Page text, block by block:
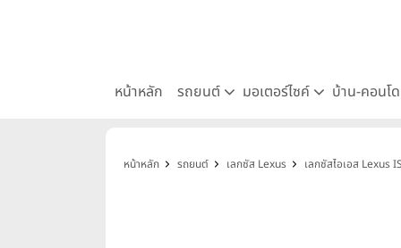
หน้าหลัก รถยนต์ มอเตอร์ไซค์ บ้าน-คอนโ
หน้าหลัก รถยนต์ เลกซัส Lexus เลกซัสไอเอส Lexus